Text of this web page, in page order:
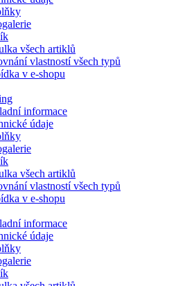
všech artiklů
vlastností všech typů
v e-shopu
informace
údaje
všech artiklů
vlastností všech typů
v e-shopu
informace
údaje